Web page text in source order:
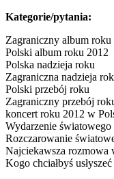
Kategorie/pytania:
Zagraniczny album roku
Polski album roku 2012
Polska nadzieja roku
Zagraniczna nadzieja
Polski przebój roku
Zagraniczny przebój
koncert roku 2012 w
Wydarzenie światowego
Rozczarowanie
Najciekawsza rozmowa
Kogo chciałbyś